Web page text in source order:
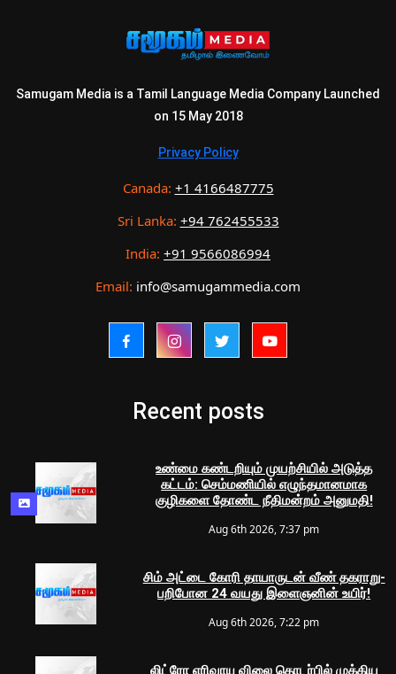
Samugam Media is a Tamil Language Media Company Launched
on 15 May 2018
Privacy Policy
Canada: +1 4166487775
Sri Lanka: +94 762455533
India: +91 9566086994
Email: info@samugammedia.com
Recent posts
உண்மை கண்டறியும் முயற்சியில் அடுத்த
கட்டம்: செம்மணியில் எழுந்தமானமாக
குழிகளை தோண்ட நீதிமன்றம் அனுமதி!
Aug 6th 2026, 7:37 pm
சிம் அட்டை கோரி தாயாருடன் வீண் தகராறு-
பறிபோன 24 வயது இளைஞனின் உயிர்!
Aug 6th 2026, 7:22 pm
லிட்ரோ எரிவாயு விலை தொடர்பில் முக்கிய